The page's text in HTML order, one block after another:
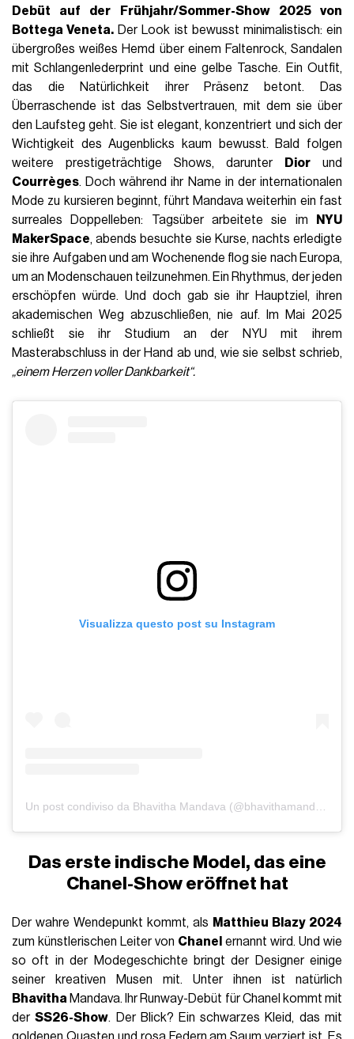
Debüt auf der Frühjahr/Sommer-Show 2025 von
Bottega Veneta. Der Look ist bewusst minimalistisch: ein
übergroßes weißes Hemd über einem Faltenrock, Sandalen
mit Schlangenlederprint und eine gelbe Tasche. Ein Outfit,
das die Natürlichkeit ihrer Präsenz betont. Das
Überraschende ist das Selbstvertrauen, mit dem sie über
den Laufsteg geht. Sie ist elegant, konzentriert und sich der
Wichtigkeit des Augenblicks kaum bewusst. Bald folgen
weitere prestigeträchtige Shows, darunter
Diorund
Courrèges. Doch während ihr Name in der internationalen
Mode zu kursieren beginnt, führt Mandava weiterhin ein fast
surreales Doppelleben: Tagsüber arbeitete sie im
NYU
MakerSpace, abends besuchte sie Kurse, nachts erledigte
sie ihre Aufgaben und am Wochenende flog sie nach Europa,
um an Modenschauen teilzunehmen. Ein Rhythmus, der jeden
erschöpfen würde. Und doch gab sie ihr Hauptziel, ihren
akademischen Weg abzuschließen, nie auf. Im Mai 2025
schließt sie ihr Studium an der NYU mit ihrem
Masterabschluss in der Hand ab und, wie sie selbst schrieb,
„einem Herzen voller Dankbarkeit“.
Visualizza questo post su Instagram
Das erste indische Model, das eine
Chanel-Show eröffnet hat
Der wahre Wendepunkt kommt, als Matthieu Blazy 2024
zum künstlerischen Leiter von Chanel ernannt wird. Und wie
so oft in der Modegeschichte bringt der Designer einige
seiner kreativen Musen mit. Unter ihnen ist natürlich
Bhavitha Mandava. Ihr Runway-Debüt für Chanel kommt mit
derSS26-Show. Der Blick? Ein schwarzes Kleid, das mit